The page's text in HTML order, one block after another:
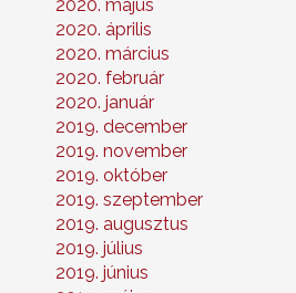
2020. május
2020. április
2020. március
2020. február
2020. január
2019. december
2019. november
2019. október
2019. szeptember
2019. augusztus
2019. július
2019. június